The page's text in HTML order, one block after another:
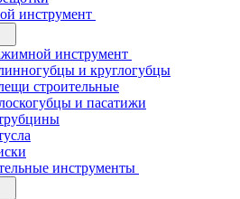
инструмент
инструмент
и круглогубцы
строительные
и пасатижи
инструменты